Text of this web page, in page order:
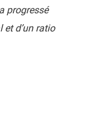
progressé
et d’un ratio